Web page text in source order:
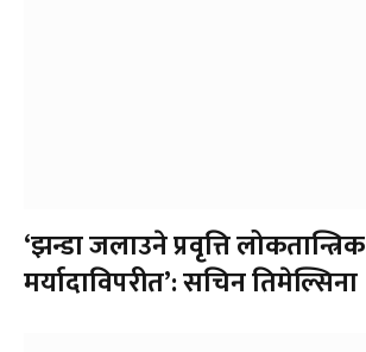
‘झन्डा जलाउने प्रवृत्ति लोकतान्त्रिक
मर्यादाविपरीत’: सचिन तिमेल्सिना